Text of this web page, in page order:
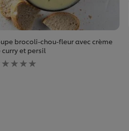
brocoli-chou-fleur avec crème
curry et persil